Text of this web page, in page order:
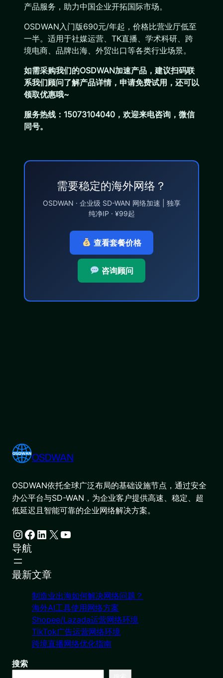
产品服务，助力中国企业开拓国际市场。
OSDWAN入门版690元/年起，价格比营业厅低至
一半。适用于社媒运营、TK直播、学术科研、跨
境电商、品牌出海、外贸出口等各类行业场景。
如需采购我们的OSDWAN加速产品，建议扫码联
系我们顾问了解产品详情，申请免费试用，还可以
领取优惠哦~
服务热线：15073104040，欢迎来电咨询，微信
同号。
需要稳定的海外网络？
OSDWAN · 企业级 SD-WAN 网络加速 | 独享
纯净IP · ¥99起
查看套餐价格
咨询顾问
OSDWAN
OSDWAN依托全球广泛布局的基础设施节点，通过安全
办公平台与SD-WAN，为企业客户提供高速、稳定、超
低延迟且智能可靠的企业网络解决方案。
Instagram Facebook LinkedIn X YouTube
导航
最新文章
制造业出海如何解决网络问题？
海外AI工具使用网络方案
Shopee/Lazada运营网络环境
TikTok广告运营网络环境
跨境直播网络优化指南
搜索